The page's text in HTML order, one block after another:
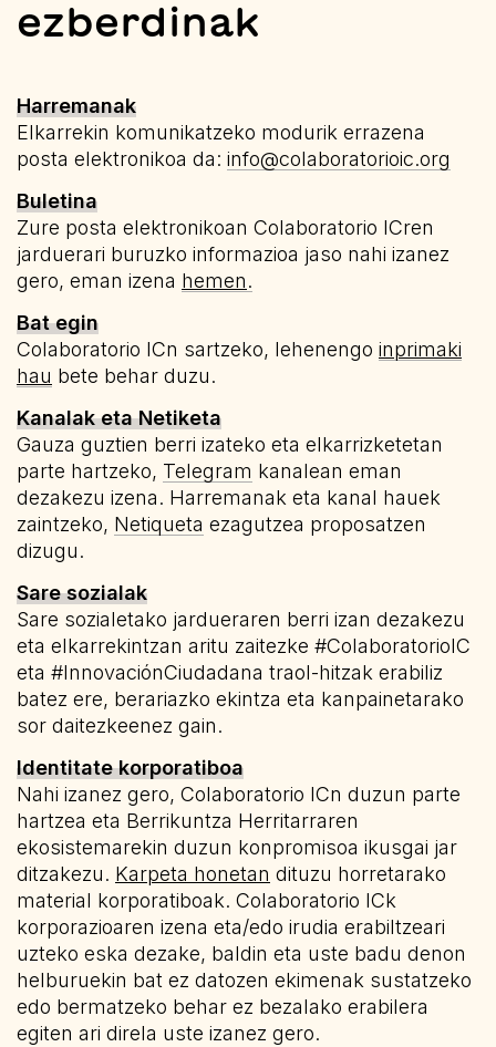
ezberdinak
Harremanak
Elkarrekin komunikatzeko modurik errazena
posta elektronikoa da: info@colaboratorioic.org
Buletina
Zure posta elektronikoan Colaboratorio ICren
jarduerari buruzko informazioa jaso nahi izanez
gero, eman izena hemen.
Bat egin
Colaboratorio ICn sartzeko, lehenengo inprimaki
hau bete behar duzu.
Kanalak eta Netiketa
Gauza guztien berri izateko eta elkarrizketetan
parte hartzeko, Telegram kanalean eman
dezakezu izena. Harremanak eta kanal hauek
zaintzeko, Netiqueta ezagutzea proposatzen
dizugu.
Sare sozialak
Sare sozialetako jardueraren berri izan dezakezu
eta elkarrekintzan aritu zaitezke #ColaboratorioIC
eta #InnovaciónCiudadana traol-hitzak erabiliz
batez ere, berariazko ekintza eta kanpainetarako
sor daitezkeenez gain.
Identitate korporatiboa
Nahi izanez gero, Colaboratorio ICn duzun parte
hartzea eta Berrikuntza Herritarraren
ekosistemarekin duzun konpromisoa ikusgai jar
ditzakezu. Karpeta honetan dituzu horretarako
material korporatiboak. Colaboratorio ICk
korporazioaren izena eta/edo irudia erabiltzeari
uzteko eska dezake, baldin eta uste badu denon
helburuekin bat ez datozen ekimenak sustatzeko
edo bermatzeko behar ez bezalako erabilera
egiten ari direla uste izanez gero.